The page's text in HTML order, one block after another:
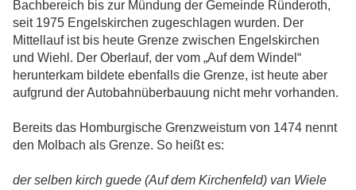
Bachbereich bis zur Mündung der Gemeinde Ründeroth,
seit 1975 Engelskirchen zugeschlagen wurden. Der
Mittellauf ist bis heute Grenze zwischen Engelskirchen
und Wiehl. Der Oberlauf, der vom „Auf dem Windel“
herunterkam bildete ebenfalls die Grenze, ist heute aber
aufgrund der Autobahnüberbauung nicht mehr vorhanden.
Bereits das Homburgische Grenzweistum von 1474 nennt
den Molbach als Grenze. So heißt es:
der selben kirch guede (Auf dem Kirchenfeld) van Wiele